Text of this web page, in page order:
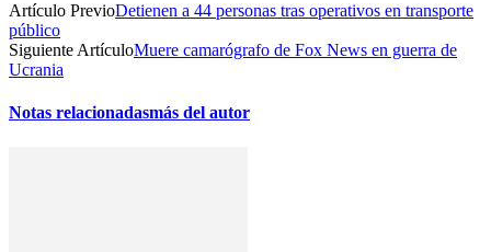
Artículo PrevioDetienen a 44 personas tras operativos en transporte
público
Siguiente ArtículoMuere camarógrafo de Fox News en guerra de
Ucrania
Notas relacionadasmás del autor